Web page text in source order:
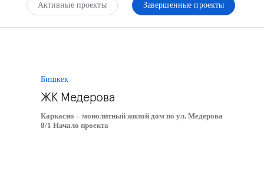
Активные проекты Завершенные проекты
Бишкек
ЖК Медерова
Каркасно – монолитный жилой дом по ул. Медерова
8/1 Начало проекта